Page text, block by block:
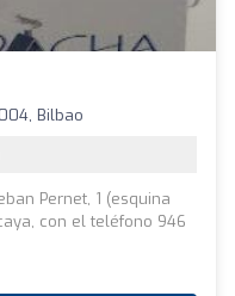
Bilbao
Pernet, 1 (esquina
con el teléfono 946